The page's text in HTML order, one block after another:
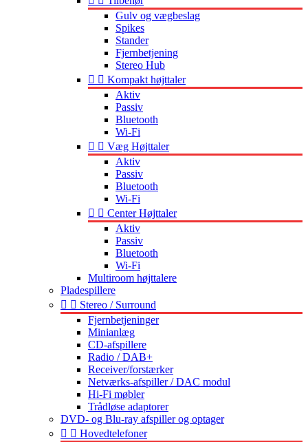
Gulv og vægbeslag
Spikes
Stander
Fjernbetjening
Stereo Hub
  Kompakt højttaler
Aktiv
Passiv
Bluetooth
Wi-Fi
  Væg Højttaler
Aktiv
Passiv
Bluetooth
Wi-Fi
  Center Højttaler
Aktiv
Passiv
Bluetooth
Wi-Fi
Multiroom højttalere
Pladespillere
  Stereo / Surround
Fjernbetjeninger
Minianlæg
CD-afspillere
Radio / DAB+
Receiver/forstærker
Netværks-afspiller / DAC modul
Hi-Fi møbler
Trådløse adaptorer
DVD- og Blu-ray afspiller og optager
  Hovedtelefoner